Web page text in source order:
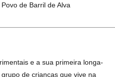
de Barril de Alva
e a sua primeira longa-
de crianças que vive na